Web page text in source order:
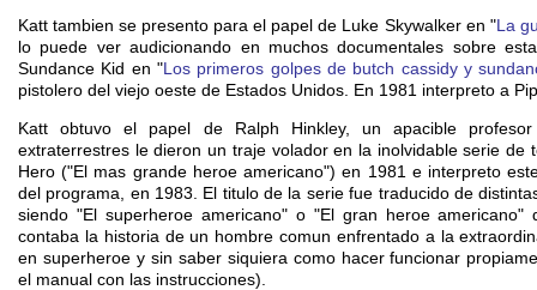
Katt tambien se presento para el papel de Luke Skywalker en "La
lo puede ver audicionando en muchos documentales sobre
Sundance Kid en "Los primeros golpes de butch cassidy y
pistolero del viejo oeste de Estados Unidos. En 1981 interpreto a
Katt obtuvo el papel de Ralph Hinkley, un apacible
extraterrestres le dieron un traje volador en la inolvidable serie de
Hero ("El mas grande heroe americano") en 1981 e interpreto
del programa, en 1983. El titulo de la serie fue traducido de
siendo "El superheroe americano" o "El gran heroe
contaba la historia de un hombre comun enfrentado a la
en superheroe y sin saber siquiera como hacer funcionar
el manual con las instrucciones).